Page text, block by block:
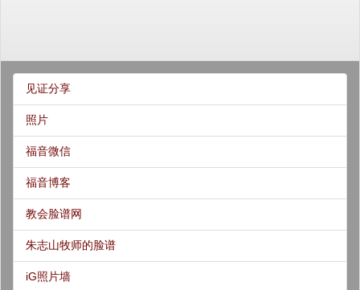
见证分享
照片
福音微信
福音博客
教会脸谱网
朱志山牧师的脸谱
iG照片墙